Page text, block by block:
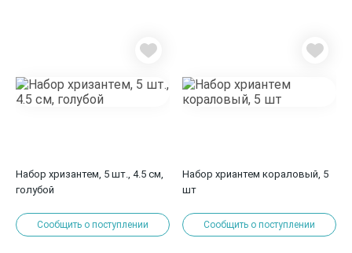
Набор хризантем, 5 шт., 4.5 см,
голубой
Сообщить о поступлении
Набор хриантем кораловый, 5
шт
Сообщить о поступлении